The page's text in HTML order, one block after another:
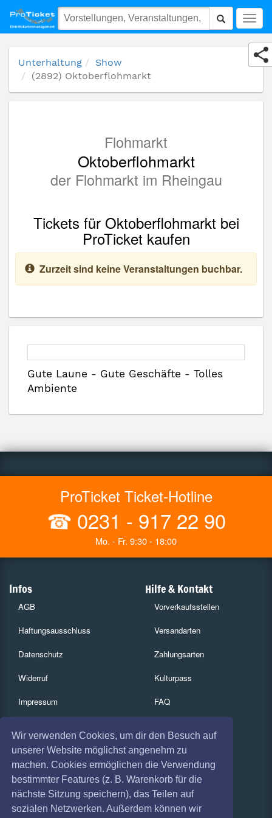
Wir verwenden Cookies, um dir den Besuch auf
unserer Website möglichst angenehm zu
machen. Cookies ermöglichen die Verwendung
bestimmter Features (z. B. Warenkorb für die
nächste Sitzung speichern), das Teilen auf
sozialen Netzwerken. Außerdem können wir
(2892) Oktoberflohmarkt
Unterhaltung
Show
(2892) Oktoberflohmarkt
Flohmarkt
Oktoberflohmarkt
der Flohmarkt im Rheingau
Tickets für Oktoberflohmarkt bei
ProTicket kaufen
Zurzeit sind keine Veranstaltungen buchbar.
Gute Laune - Gute Geschäfte - Tolles
Ambiente
ProTicket Ticket-Hotline
☎ 0231 - 917 22 90
Mo. - Fr. 9:30 - 18:00
Infos
AGB
Haftungsausschluss
Datenschutz
Widerruf
Impressum
Coronavirus (COVID 19)
Hilfe & Kontakt
Vorverkaufsstellen
Versandarten
Zahlungsarten
Kulturpass
FAQ
Services
Gutscheine
Geschäftskunden
Kartenrückgabe